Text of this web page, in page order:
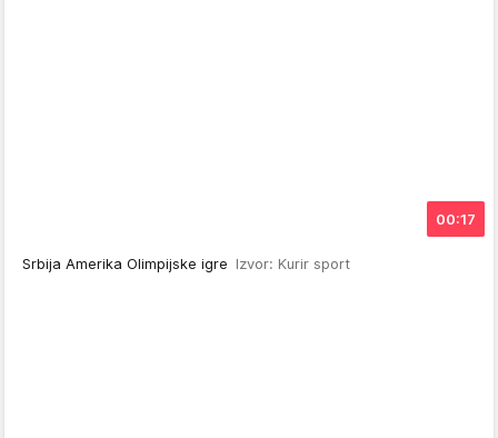
00:17
Srbija Amerika Olimpijske igre Izvor: Kurir sport